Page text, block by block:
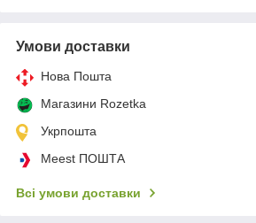
Умови доставки
Нова Пошта
Магазини Rozetka
Укрпошта
Meest ПОШТА
Всі умови доставки